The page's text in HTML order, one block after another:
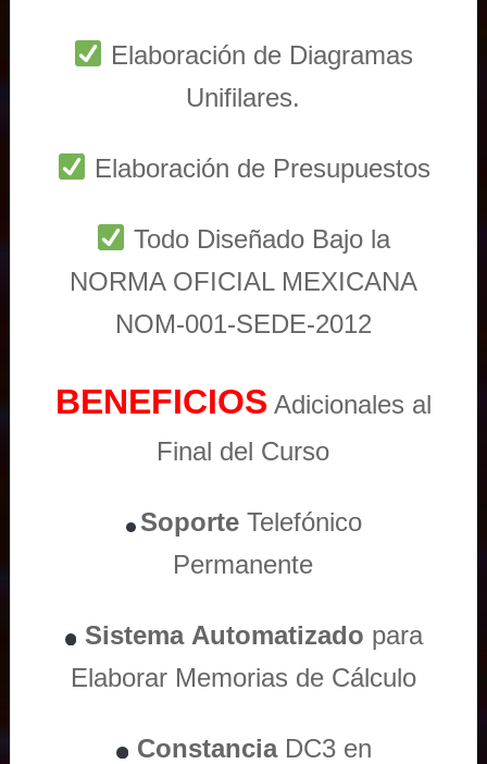
Elaboración de Diagramas
Unifilares.
Elaboración de Presupuestos
Todo Diseñado Bajo la
NORMA OFICIAL MEXICANA
NOM-001-SEDE-2012
BENEFICIOS Adicionales al
Final del Curso
Soporte Telefónico
Permanente
Sistema Automatizado para
Elaborar Memorias de Cálculo
ConstanciaDC3 en